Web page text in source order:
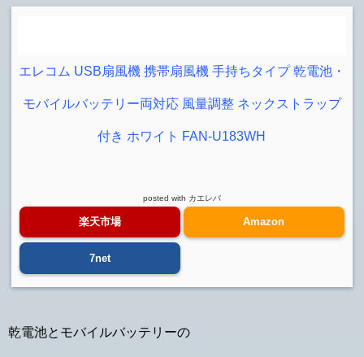
エレコム USB扇風機 携帯扇風機 手持ちタイプ 乾電池・
モバイルバッテリー両対応 風量調整 ネックストラップ
付き ホワイト FAN-U183WH
posted with カエレバ
楽天市場 Amazon
7net
乾電池とモバイルバッテリーの